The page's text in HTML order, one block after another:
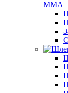
ММА